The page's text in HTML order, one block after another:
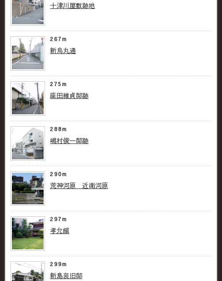
十津川屋敷跡地
267m
新烏丸通
275m
座田維貞邸跡
288m
嶋村俊一邸跡
290m
荒神河原 近衛河原
297m
孝允館
299m
新島襄旧邸